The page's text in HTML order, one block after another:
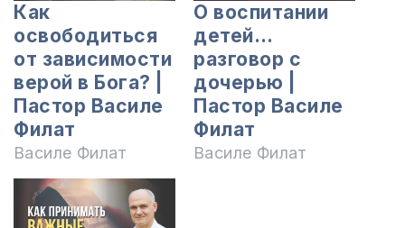
Как
освободиться
от зависимости
верой в Бога? |
Пастор Василе
Филат
Василе Филат
О воспитании
детей…
разговор с
дочерью |
Пастор Василе
Филат
Василе Филат